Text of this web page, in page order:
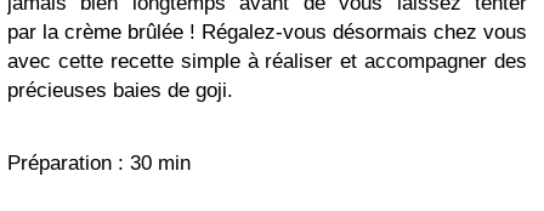
par la crème brûlée ! Régalez-vous désormais chez vous
avec cette recette simple à réaliser et accompagner des
précieuses baies de goji.
Préparation : 30 min